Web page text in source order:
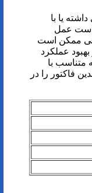
یا با
است عمل
ممکن است
عملکرد
متناسب با
فاکتور را در